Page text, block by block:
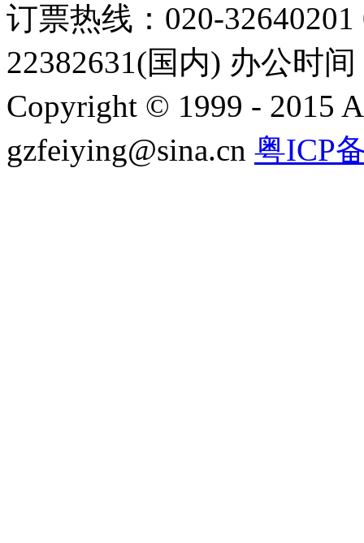
订票热线：020-
22382631(国内) 办公时
Copyright © 1999 - 2015
gzfeiying@sina.cn 粤ICP